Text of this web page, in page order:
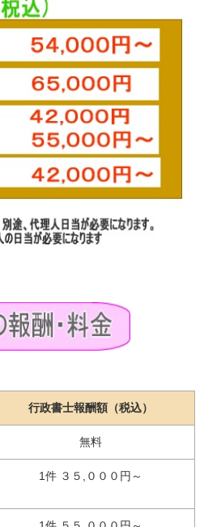
行政書士報酬額（税込）
無料
1件 ３５,０００円～